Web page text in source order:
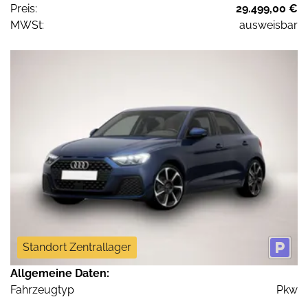
Preis:
29.499,00 €
MWSt:
ausweisbar
Standort Zentrallager
Allgemeine Daten:
Fahrzeugtyp
Pkw